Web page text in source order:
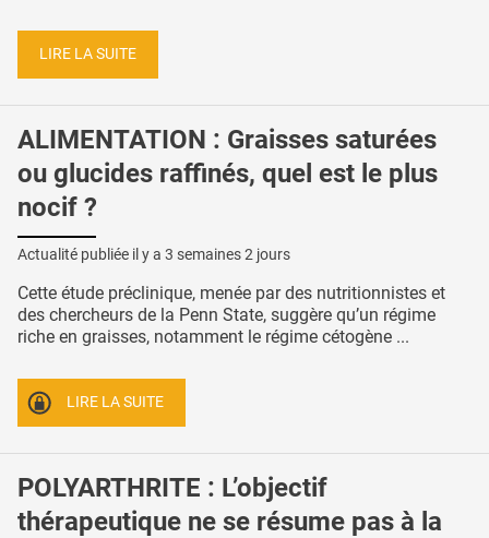
LIRE LA SUITE
ALIMENTATION : Graisses saturées
ou glucides raffinés, quel est le plus
nocif ?
Actualité publiée il y a 3 semaines 2 jours
Cette étude préclinique, menée par des nutritionnistes et
des chercheurs de la Penn State, suggère qu’un régime
riche en graisses, notamment le régime cétogène ...
LIRE LA SUITE
POLYARTHRITE : L’objectif
thérapeutique ne se résume pas à la